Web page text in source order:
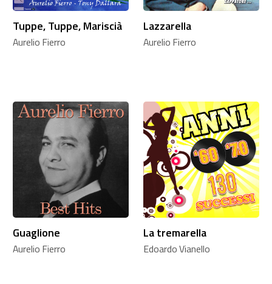
Tuppe, Tuppe, Mariscià
Aurelio Fierro
Lazzarella
Aurelio Fierro
Guaglione
Aurelio Fierro
La tremarella
Edoardo Vianello